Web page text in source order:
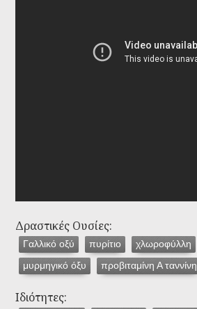
Δραστικές Ουσίες:
Γαλλικό οξύ πυρίτιο χλωροφύλλη
μυρμηγικό όξυ προβιταμίνη Α ταννίνη
Ιδιότητες: